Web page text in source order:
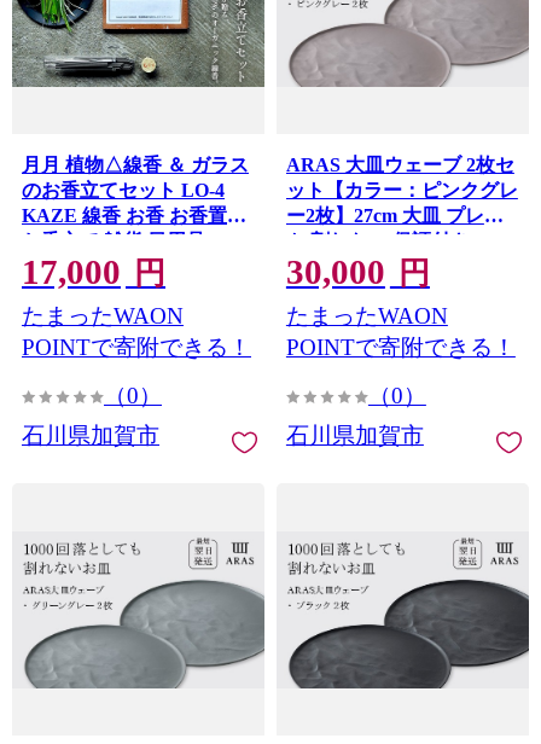
月月 植物△線香 ＆ ガラス
のお香立てセット LO-4
KAZE 線香 お香 お香置き
お香立て 雑貨 日用品 F6P-
3327
17,000 円
たまったWAON
POINTで寄附できる！
（0）
石川県加賀市
ARAS 大皿ウェーブ 2枚セ
ット【カラー：ピンクグレ
ー2枚】27cm 大皿 プレー
ト 割れない 保証付き
ARAS エイラス 色が選べ
る 皿 食器 うつわ 贈り物
ギフト 3万円 30000円 F6P-
2603
30,000 円
たまったWAON
POINTで寄附できる！
（0）
石川県加賀市